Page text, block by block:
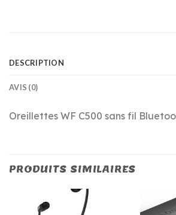
DESCRIPTION
AVIS (0)
Oreillettes WF C500 sans fil
PRODUITS SIMILAIRES